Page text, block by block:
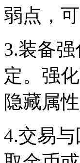
弱点，
3.装备
定。强
隐藏属性
4.交易